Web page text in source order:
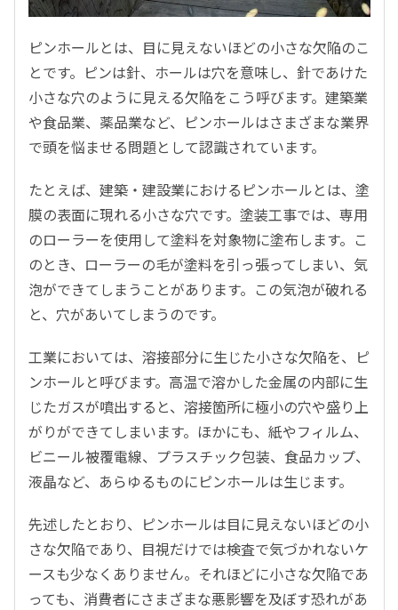
ピンホールとは、目に見えないほどの小さな欠陥のこ
とです。ピンは針、ホールは穴を意味し、針であけた
小さな穴のように見える欠陥をこう呼びます。建築業
や食品業、薬品業など、ピンホールはさまざまな業界
で頭を悩ませる問題として認識されています。
たとえば、建築・建設業におけるピンホールとは、塗
膜の表面に現れる小さな穴です。塗装工事では、専用
のローラーを使用して塗料を対象物に塗布します。こ
のとき、ローラーの毛が塗料を引っ張ってしまい、気
泡ができてしまうことがあります。この気泡が破れる
と、穴があいてしまうのです。
工業においては、溶接部分に生じた小さな欠陥を、ピ
ンホールと呼びます。高温で溶かした金属の内部に生
じたガスが噴出すると、溶接箇所に極小の穴や盛り上
がりができてしまいます。ほかにも、紙やフィルム、
ビニール被覆電線、プラスチック包装、食品カップ、
液晶など、あらゆるものにピンホールは生じます。
先述したとおり、ピンホールは目に見えないほどの小
さな欠陥であり、目視だけでは検査で気づかれないケ
ースも少なくありません。それほどに小さな欠陥であ
っても、消費者にさまざまな悪影響を及ぼす恐れがあ